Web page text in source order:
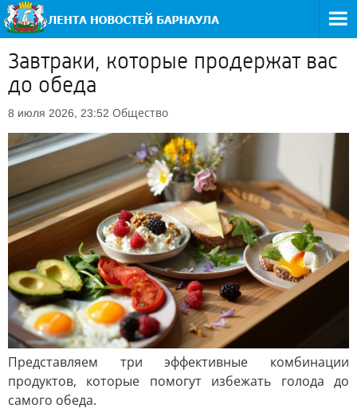
Завтраки, которые продержат вас
до обеда
8 июля 2026, 23:52 Общество
Представляем три эффективные комбинации
продуктов, которые помогут избежать голода до
самого обеда.